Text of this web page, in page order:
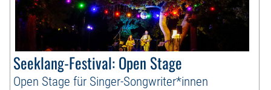
Seeklang-Festival: Open Stage
Open Stage für Singer-Songwriter*innen